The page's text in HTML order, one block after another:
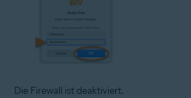
Die Firewall ist deaktiviert.